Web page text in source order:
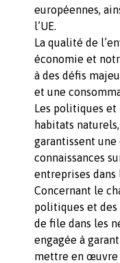
européennes,
l’UE.
La qualité de
économie et
à des défis
et une
Les politiques et
habitats
garantissent
connaissances
entreprises
Concernant le
politiques et
de file dans les
engagée à
mettre en œuvre